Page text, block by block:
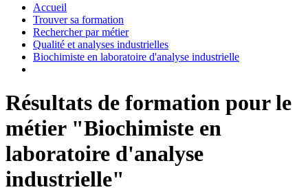
Accueil
Trouver sa formation
Rechercher par métier
Qualité et analyses industrielles
Biochimiste en laboratoire d'analyse industrielle
Résultats de formation pour le
métier "Biochimiste en
laboratoire d'analyse
industrielle"